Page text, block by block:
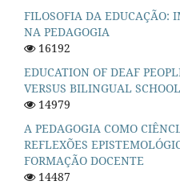
FILOSOFIA DA EDUCAÇÃO:
NA PEDAGOGIA
16192
EDUCATION OF DEAF
VERSUS BILINGUAL SCHOOL
14979
A PEDAGOGIA COMO
REFLEXÕES
FORMAÇÃO DOCENTE
14487